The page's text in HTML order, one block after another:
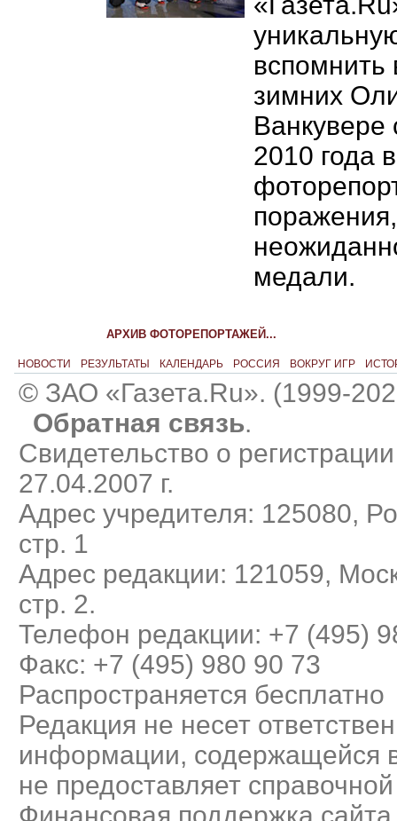
вспомнить
зимних
2010 года
медали.
АРХИВ ФОТОРЕПОРТАЖЕЙ...
НОВОСТИ РЕЗУЛЬТАТЫ КАЛЕНДАРЬ РОССИЯ ВОКРУГ ИГР
© ЗАО «Газета.Ru». (1999-
Обратная связь.
Свидетельство о
27.04.2007 г.
Адрес учредителя: 125080,
стр. 1
Адрес редакции: 121059,
стр. 2.
Телефон редакции: +7 (495)
Факс: +7 (495) 980 90 73
Распространяется бесплатно
Редакция не несет
информации, содержащейся
не предоставляет